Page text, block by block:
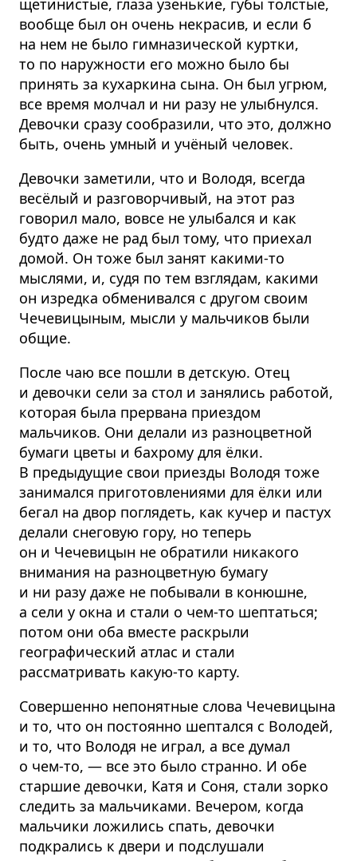
вообще был он очень некрасив, и если б
на нем не было гимназической куртки,
то по наружности его можно было бы
принять за кухаркина сына. Он был угрюм,
все время молчал и ни разу не улыбнулся.
Девочки сразу сообразили, что это, должно
быть, очень умный и учёный человек.
Девочки заметили, что и Володя, всегда
весёлый и разговорчивый, на этот раз
говорил мало, вовсе не улыбался и как
будто даже не рад был тому, что приехал
домой. Он тоже был занят какими-то
мыслями, и, судя по тем взглядам, какими
он изредка обменивался с другом своим
Чечевицыным, мысли у мальчиков были
общие.
После чаю все пошли в детскую. Отец
и девочки сели за стол и занялись работой,
которая была прервана приездом
мальчиков. Они делали из разноцветной
бумаги цветы и бахрому для ёлки.
В предыдущие свои приезды Володя тоже
занимался приготовлениями для ёлки или
бегал на двор поглядеть, как кучер и пастух
делали снеговую гору, но теперь
он и Чечевицын не обратили никакого
внимания на разноцветную бумагу
и ни разу даже не побывали в конюшне,
а сели у окна и стали о чем-то шептаться;
потом они оба вместе раскрыли
географический атлас и стали
рассматривать какую-то карту.
Совершенно непонятные слова Чечевицына
и то, что он постоянно шептался с Володей,
и то, что Володя не играл, а все думал
о чем-то, — все это было странно. И обе
старшие девочки, Катя и Соня, стали зорко
следить за мальчиками. Вечером, когда
мальчики ложились спать, девочки
подкрались к двери и подслушали